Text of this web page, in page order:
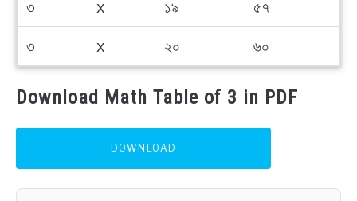
৩
x ১৯
৫৭
৩
x ২০ ৬০
Download Math Table of 3 in PDF
DOWNLOAD